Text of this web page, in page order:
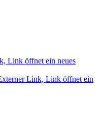
Link öffnet ein neues
Link, Link öffnet ein